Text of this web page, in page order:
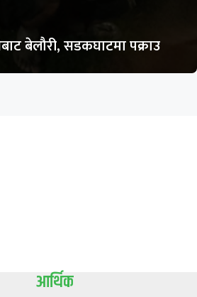
बेलौरी, सडकघाटमा पक्राउ
आर्थिक